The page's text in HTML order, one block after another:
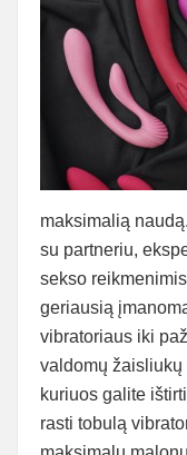
maksimalią
su partneriu,
sekso
geriausią
vibratoriaus iki
valdomų žaisliukų
kuriuos galite
rasti tobulą